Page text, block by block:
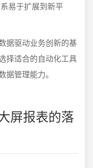
易于扩展到新平
据驱动业务创新的基
择适合的自动化工具
管理能力。
屏报表的落